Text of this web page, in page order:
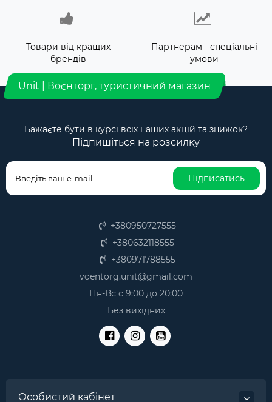
Товари від кращих
брендів
Партнерам - спеціальні
умови
Unit | Воєнторг, туристичний магазин
Бажаєте бути в курсі всіх наших акцій та знижок?
Підпишіться на розсилку
Підписатись
+380950727555
+380632118555
+380971788555
voentorg.unit@gmail.com
Пн-Вс с 9:00 до 20:00
Без вихідних
Особистий кабінет